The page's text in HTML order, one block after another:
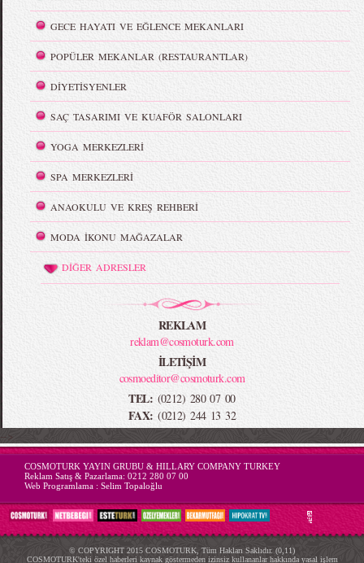
GECE HAYATI VE EĞLENCE MEKANLARI
POPÜLER MEKANLAR (RESTAURANTLAR)
DİYETİSYENLER
SAÇ TASARIMI VE KUAFÖR SALONLARI
YOGA MERKEZLERİ
SPA MERKEZLERİ
ANAOKULU VE KREŞ REHBERİ
MODA İKONU MAĞAZALAR
DİĞER ADRESLER
REKLAM
reklam@cosmoturk.com
İLETİŞİM
cosmoeditor@cosmoturk.com
TEL: (0212) 280 07 00
FAX: (0212) 244 13 32
-->
COSMOTURK YAYIN GRUBU & HILLARY COMPANY TURKEY
Reklam Satış & Pazarlama: 0212 280 07 00
Web Programlama : Selim Topaloğlu
© COPYRIGHT 2015 COSMOTURK, Tüm Hakları Saklıdır. (0,11)
COSMOTURK'teki özel haberleri kaynak göstermeden izinsiz kullananlar hakkında yasal işlem